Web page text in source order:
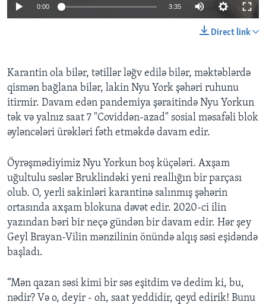
Dillər
0:00 3:35
Direct link
Karantin ola bilər, tətillər ləğv edilə bilər, məktəblərdə
qismən bağlana bilər, lakin Nyu York şəhəri ruhunu
itirmir. Davam edən pandemiya şəraitində Nyu Yorkun
tək və yalnız saat 7 "Coviddən-azad" sosial məsafəli blok
əyləncələri ürəkləri fəth etməkdə davam edir.
Öyrəşmədiyimiz Nyu Yorkun boş küçələri. Axşam
uğultulu səslər Bruklindəki yeni reallığın bir parçası
olub. O, yerli sakinləri karantinə salınmış şəhərin
ortasında axşam blokuna dəvət edir. 2020-ci ilin
yazından bəri bir neçə gündən bir davam edir. Hər şey
Geyl Brayan-Vilin mənzilinin önündə alqış səsi eşidəndə
başladı.
“Mən qazan səsi kimi bir səs eşitdim və dedim ki, bu,
nədir? Və o, deyir - oh, saat yeddidir, qeyd edirik! Bunu